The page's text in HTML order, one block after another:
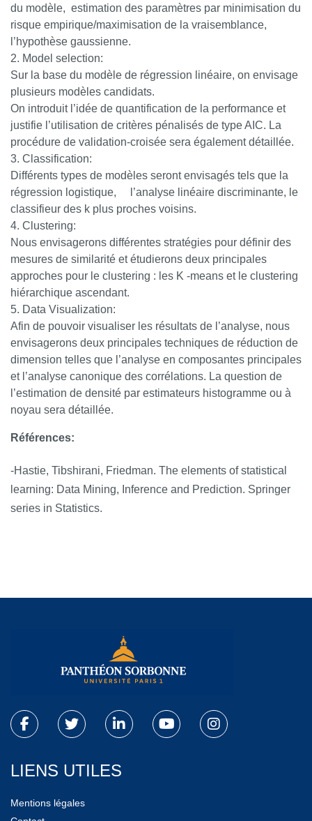
du modèle, estimation des paramètres par minimisation du
risque empirique/maximisation de la vraisemblance,
l’hypothèse gaussienne.
Model selection:
Sur la base du modèle de régression linéaire, on envisage
plusieurs modèles candidats.
On introduit l’idée de quantification de la performance et
justifie l’utilisation de critères pénalisés de type AIC. La
procédure de validation-croisée sera également détaillée.
Classification:
Différents types de modèles seront envisagés tels que la
régression logistique, l’analyse linéaire discriminante, le
classifieur des k plus proches voisins.
Clustering:
Nous envisagerons différentes stratégies pour définir des
mesures de similarité et étudierons deux principales
approches pour le clustering : les K -means et le clustering
hiérarchique ascendant.
Data Visualization:
Afin de pouvoir visualiser les résultats de l’analyse, nous
envisagerons deux principales techniques de réduction de
dimension telles que l’analyse en composantes principales
et l’analyse canonique des corrélations. La question de
l’estimation de densité par estimateurs histogramme ou à
noyau sera détaillée.
Références:
-Hastie, Tibshirani, Friedman. The elements of statistical
learning: Data Mining, Inference and Prediction. Springer
series in Statistics.
LIENS UTILES
Mentions légales